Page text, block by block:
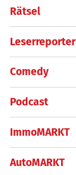
Rätsel
Leserreporter
Comedy
Podcast
ImmoMARKT
AutoMARKT